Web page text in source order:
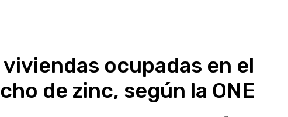
viviendas ocupadas en el
de zinc, según la ONE